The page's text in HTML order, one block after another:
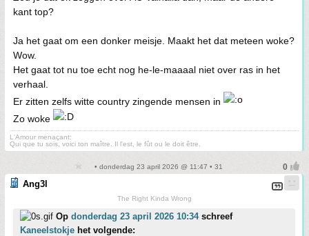
kant top?
Ja het gaat om een donker meisje. Maakt het dat meteen woke?
Wow.
Het gaat tot nu toe echt nog he-le-maaaal niet over ras in het
verhaal.
Er zitten zelfs witte country zingende mensen in
Zo woke
L'Amour menaçant:
Qui que tu sois, voici ton maître. Il l'est, le fût ou le doit être.
• donderdag 23 april 2026 @ 11:47 • 31
Ang3l
The Right Kinda Wrong
Op donderdag 23 april 2026 10:34schreef
Kaneelstokje het volgende: